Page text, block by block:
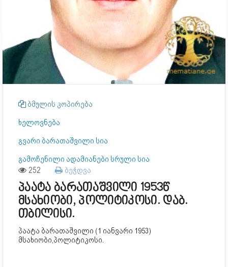
ბმულის კოპირება
ხელოვნება
გვარი ბარათაშვილი სია
გამოჩენილი ადამიანები სრული სია
252 ბეჭდვა
პაატა ბარათაშვილი 1953წ
მსახიობი, პოლიტიკოსი. დაბ.
თბილისი.
პაატა ბარათაშვილი (1 იანვარი 1953)
მსახიობი,პოლიტიკოსი.